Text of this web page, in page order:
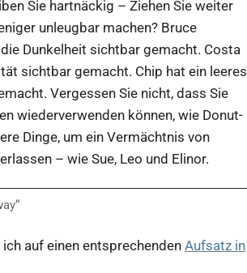
Sie hartnäckig – Ziehen Sie weiter
unleugbar machen? Bruce
Dunkelheit sichtbar gemacht. Costa
sichtbar gemacht. Chip hat ein leeres
Vergessen Sie nicht, dass Sie
wiederverwenden können, wie Donut-
Dinge, um ein Vermächtnis von
– wie Sue, Leo und Elinor.
ich auf einen entsprechenden Aufsatz in